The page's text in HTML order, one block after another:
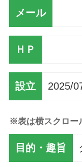
メール
ＨＰ
設立 2025/
※表は横スクロー
目的・趣旨